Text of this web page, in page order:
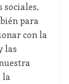
sociales,
para
con la
las
la